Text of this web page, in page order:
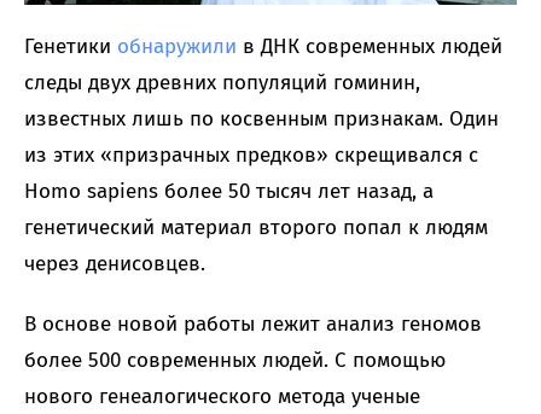
Генетики обнаружили в ДНК современных людей
следы двух древних популяций гоминин,
известных лишь по косвенным признакам. Один
из этих «призрачных предков» скрещивался с
Homo sapiens более 50 тысяч лет назад, а
генетический материал второго попал к людям
через денисовцев.
В основе новой работы лежит анализ геномов
более 500 современных людей. С помощью
нового генеалогического метода ученые